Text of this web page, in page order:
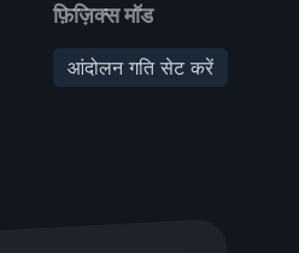
फ़िज़िक्स मॉड
आंदोलन गति सेट करें